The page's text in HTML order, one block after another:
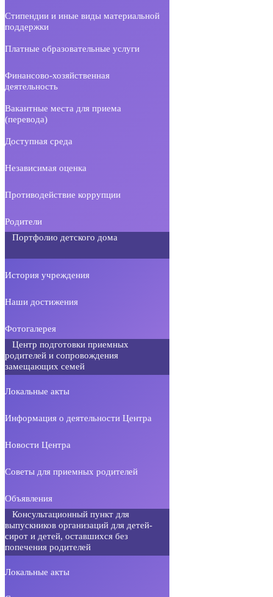
Стипендии и иные виды материальной
поддержки
Платные образовательные услуги
Финансово-хозяйственная
деятельность
Вакантные места для приема
(перевода)
Доступная среда
Независимая оценка
Противодействие коррупции
Родители
Портфолио детского дома
История учреждения
Наши достижения
Фотогалерея
Центр подготовки приемных
родителей и сопровождения
замещающих семей
Локальные акты
Информация о деятельности Центра
Новости Центра
Советы для приемных родителей
Объявления
Консультационный пункт для
выпускников организаций для детей-
сирот и детей, оставшихся без
попечения родителей
Локальные акты